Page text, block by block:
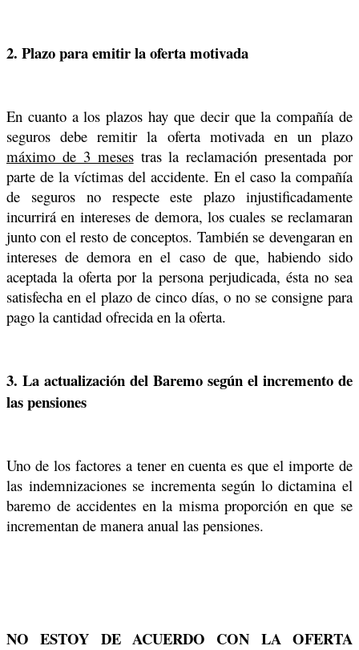
2. Plazo para emitir la oferta motivada
En cuanto a los plazos hay que decir que la compañía de
seguros debe remitir la oferta motivada en un plazo
máximo de 3 mesestras la reclamación presentada por
parte de la víctimas del accidente. En el caso la compañía
de seguros no respecte este plazo injustificadamente
incurrirá en intereses de demora, los cuales se reclamaran
junto con el resto de conceptos. También se devengaran en
intereses de demora en el caso de que, habiendo sido
aceptada la oferta por la persona perjudicada, ésta no sea
satisfecha en el plazo de cinco días, o no se consigne para
pago la cantidad ofrecida en la oferta.
3. La actualización del Baremo según el incremento de
las pensiones
Uno de los factores a tener en cuenta es que el importe de
las indemnizaciones se incrementa según lo dictamina el
baremo de accidentes en la misma proporción en que se
incrementan de manera anual las pensiones.
NO ESTOY DE ACUERDO CON LA OFERTA